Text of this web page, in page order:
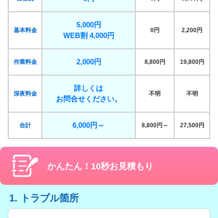
基本料金
5,000円
WEB割 4,000円
0円 2,200円
作業料金 2,000円 8,800円 19,800円
深夜料金
詳しくは
お問合せください。
不明 不明
合計 6,000円～ 8,800円～ 27,500円
かんたん！10秒お見積もり
1. トラブル箇所